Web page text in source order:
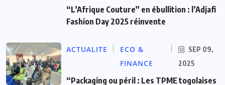
“L’Afrique Couture” en ébullition : l’Adjafi
Fashion Day 2025 réinvente
ACTUALITE
ECO &
FINANCE
SEP 09,
2025
“Packaging ou péril : Les TPME togolaises